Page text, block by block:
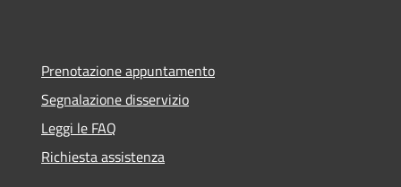
Prenotazione appuntamento
Segnalazione disservizio
Leggi le FAQ
Richiesta assistenza